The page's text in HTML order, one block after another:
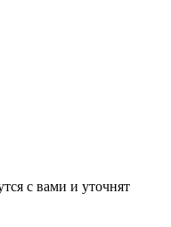
с вами и уточнят